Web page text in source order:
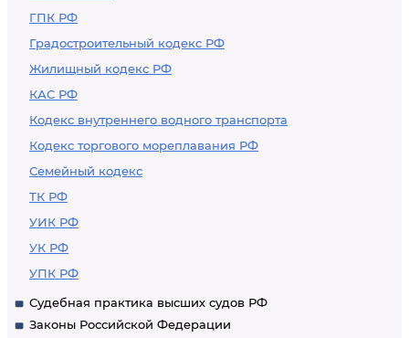
ГПК РФ
Градостроительный кодекс РФ
Жилищный кодекс РФ
КАС РФ
Кодекс внутреннего водного транспорта
Кодекс торгового мореплавания РФ
Семейный кодекс
ТК РФ
УИК РФ
УК РФ
УПК РФ
Судебная практика высших судов РФ
Законы Российской Федерации